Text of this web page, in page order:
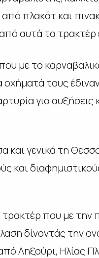
πλακάτ και
αυτά τα
με το
οχήματά τους
για αυξήσεις
γενικά τη
και
που με την
δίνοντάς την
Ληξούρι, Ηλίας